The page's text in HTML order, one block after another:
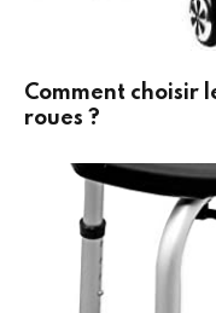
Comment choisir
roues ?